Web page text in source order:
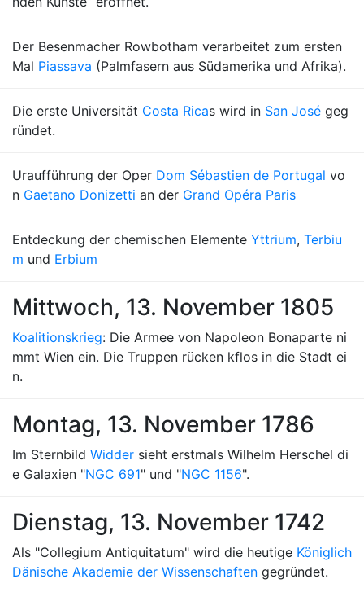
Der Besenmacher Rowbotham verarbeitet zum ersten
Mal Piassava (Palmfasern aus Südamerika und Afrika).
Die erste Universität Costa Ricas wird in San José geg
ründet.
Uraufführung der Oper Dom Sébastien de Portugal vo
n Gaetano Donizetti an der Grand Opéra Paris
Entdeckung der chemischen Elemente Yttrium, Terbiu
m und Erbium
Mittwoch, 13. November 1805
Koalitionskrieg: Die Armee von Napoleon Bonaparte ni
mmt Wien ein. Die Truppen rücken kflos in die Stadt ei
n.
Montag, 13. November 1786
Im Sternbild Widder sieht erstmals Wilhelm Herschel di
e Galaxien "NGC 691" und "NGC 1156".
Dienstag, 13. November 1742
Als "Collegium Antiquitatum" wird die heutige Königlich
Dänische Akademie der Wissenschaften gegründet.